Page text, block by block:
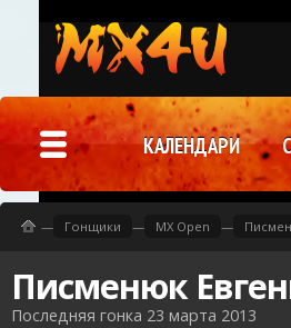
Писменюк
Последняя гонка 23 марта 2013
— Гонщики — MX Open —
КАЛЕНДАРИ